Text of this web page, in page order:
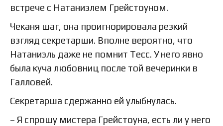
встрече с Натаниэлем Грейстоуном.
Чеканя шаг, она проигнорировала резкий
взгляд секретарши. Вполне вероятно, что
Натаниэль даже не помнит Тесс. У него явно
была куча любовниц после той вечеринки в
Галловей.
Секретарша сдержанно ей улыбнулась.
– Я спрошу мистера Грейстоуна, есть ли у него